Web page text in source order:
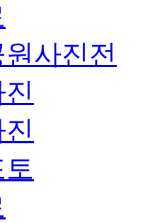
사진전